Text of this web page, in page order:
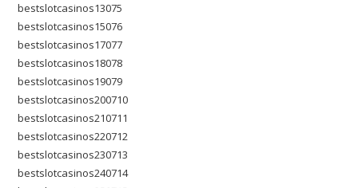
bestslotcasinos13075
bestslotcasinos15076
bestslotcasinos17077
bestslotcasinos18078
bestslotcasinos19079
bestslotcasinos200710
bestslotcasinos210711
bestslotcasinos220712
bestslotcasinos230713
bestslotcasinos240714